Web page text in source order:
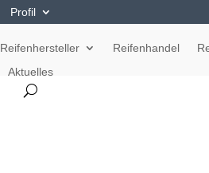
Profil
Reifenhersteller Reifenhandel
Aktuelles